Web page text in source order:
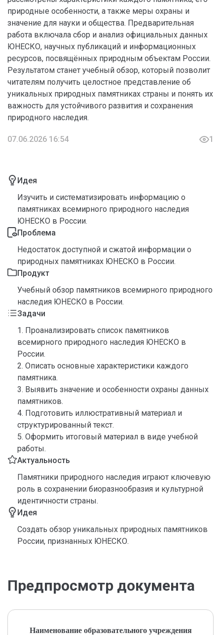
природные особенности, а также меры охраны и
значение для науки и общества. Предварительная
работа включала сбор и анализ официальных данных
ЮНЕСКО, научных публикаций и информационных
ресурсов, посвящённых природным объектам России.
Результатом станет учебный обзор, который позволит
читателям получить целостное представление об
уникальных природных памятниках страны и понять их
важность для устойчивого развития и сохранения
природного наследия.
07.06.2026 16:54 1
Идея
Изучить и систематизировать информацию о
памятниках всемирного природного наследия
ЮНЕСКО в России.
Проблема
Недостаток доступной и сжатой информации о
природных памятниках ЮНЕСКО в России.
Продукт
Учебный обзор памятников всемирного природного
наследия ЮНЕСКО в России.
Задачи
1. Проанализировать список памятников
всемирного природного наследия ЮНЕСКО в
России.
2. Описать основные характеристики каждого
памятника.
3. Выявить значение и особенности охраны данных
памятников.
4. Подготовить иллюстративный материал и
структурированный текст.
5. Оформить итоговый материал в виде учебной
работы.
Актуальность
Памятники природного наследия играют ключевую
роль в сохранении биоразнообразия и культурной
идентичности страны.
Идея
Создать обзор уникальных природных памятников
России, признанных ЮНЕСКО.
Предпросмотр документа
Наименование образовательного учреждения